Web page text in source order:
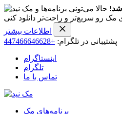
شد! حالا می‌تونی برنامه‌ها و
مک رو سریع‌تر و راحت‌تر دانلود کنی
اطلاعات بیشتر
پشتیبانی در تلگرام: +447466646628
اینستاگرام
تلگرام
تماس با ما
برنامه‌های مک